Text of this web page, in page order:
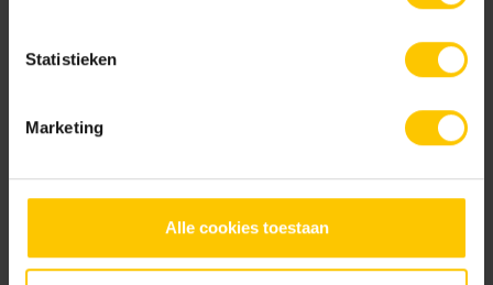
Statistieken
Marketing
Alle cookies toestaan
bouwmaterialen en denkt graag in alle fasen van een
project mee. Neem contact op voor een persoonlijk